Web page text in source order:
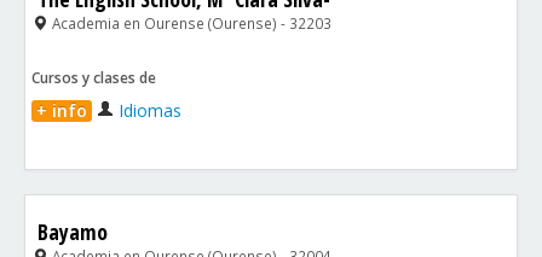
Academia en Ourense (Ourense) - 32203
Cursos y clases de
+ info Idiomas
Bayamo